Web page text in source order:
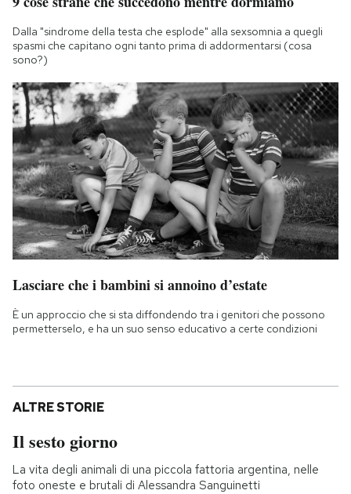
Dalla "sindrome della testa che esplode" alla sexsomnia a quegli
spasmi che capitano ogni tanto prima di addormentarsi (cosa
sono?)
Lasciare che i bambini si annoino d’estate
È un approccio che si sta diffondendo tra i genitori che possono
permetterselo, e ha un suo senso educativo a certe condizioni
ALTRE STORIE
Il sesto giorno
La vita degli animali di una piccola fattoria argentina, nelle
foto oneste e brutali di Alessandra Sanguinetti